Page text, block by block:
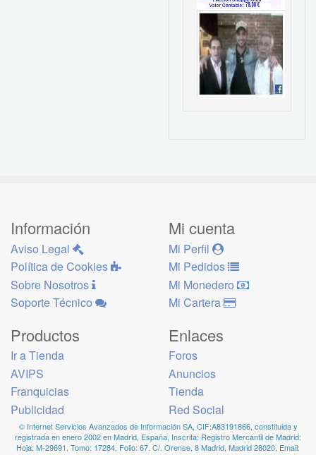
Información
Aviso Legal
Política de Cookies
Sobre Nosotros
Soporte Técnico
Mi cuenta
Mi Perfil
Mi Pedidos
Mi Monedero
Mi Cartera
Productos
Ir a Tienda
AVIPS
Franquicias
Publicidad
Enlaces
Foros
Anuncios
Tienda
Red Social
© Internet Servicios Avanzados de Información SA, CIF:A83191866, constituida y
registrada en enero 2002 en Madrid, España, Inscrita: Registro Mercantil de Madrid:
Hoja: M-29691, Tomo: 17284, Folio: 67. C/. Orense, 8 Madrid, Madrid 28020, Email: